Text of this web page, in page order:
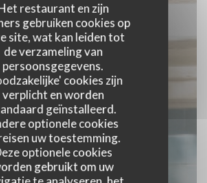
restaurant en zijn
gebruiken cookies op
site, wat kan leiden tot
de verzameling van
persoonsgegevens.
cookies zijn
verplicht en worden
geïnstalleerd.
optionele cookies
uw toestemming.
optionele cookies
gebruikt om uw